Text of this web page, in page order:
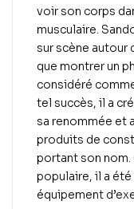
voir son corps
musculaire.
sur scène autour
que montrer un
considéré
tel succès, il a
sa renommée et
produits de
portant son nom.
populaire, il a
équipement